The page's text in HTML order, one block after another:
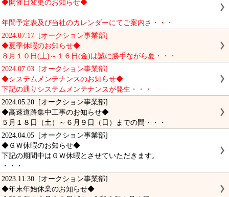
◆開催日変更のお知らせ◆
年間予定表及び当社のカレンダーにてご案内さ・・・
2024.07.17 [オークション事業部]
◆夏季休暇のお知らせ◆
８月１０日(土)～１６日(金)は誠に勝手ながら夏・・・
2024.07.03 [オークション事業部]
◆システムメンテナンスのお知らせ◆
下記の通りシステムメンテナンスが発生・・・
2024.05.20 [オークション事業部]
◆高速道路集中工事のお知らせ◆
５月１８日（土）～６月９日（日）までの間・・・
2024.04.05 [オークション事業部]
◆ＧＷ休暇のお知らせ◆
下記の期間中はＧＷ休暇とさせていただきます。
・・・
2023.11.30 [オークション事業部]
◆年末年始休業のお知らせ◆